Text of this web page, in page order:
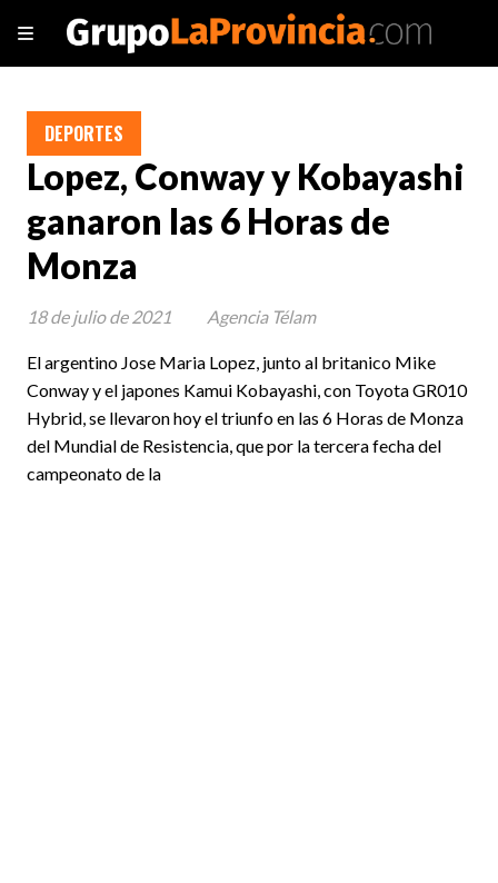
Lopez, Conway y Kobayashi
ganaron las 6 Horas de
Monza
El argentino Jose Maria Lopez, junto al britanico Mike
Conway y el japones Kamui Kobayashi, con Toyota GR010
Hybrid, se llevaron hoy el triunfo en las 6 Horas de Monza
del Mundial de Resistencia, que por la tercera fecha del
campeonato de la
DEPORTES
18 de julio de 2021 Agencia Télam